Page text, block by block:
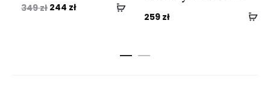
349zł Pierwotna
244 złAktualna
259 zł